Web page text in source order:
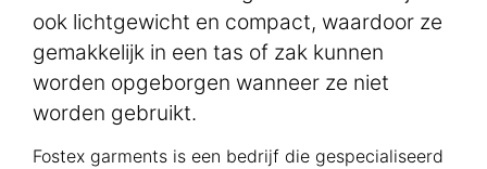
ook lichtgewicht en compact, waardoor ze
gemakkelijk in een tas of zak kunnen
worden opgeborgen wanneer ze niet
worden gebruikt.
Fostex garments is een bedrijf die gespecialiseerd